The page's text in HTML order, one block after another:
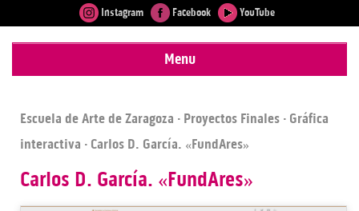
Instagram Facebook YouTube
Menu
Escuela de Arte de Zaragoza · Proyectos Finales · Gráfica
interactiva · Carlos D. García. «FundAres»
Carlos D. García. «FundAres»